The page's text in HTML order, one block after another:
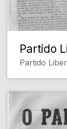
Partido
Partido